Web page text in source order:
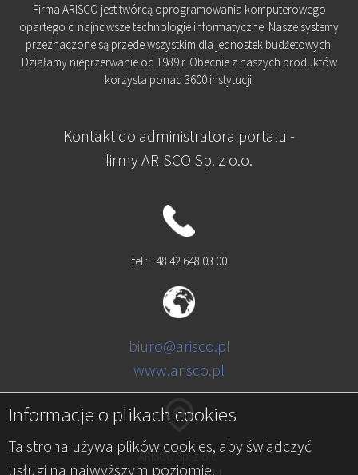
Informacje o plikach cookies
Ta strona używa plików cookies, aby świadczyć
usługi na najwyższym poziomie.
Firma ARISCO jest twórcą oprogramowania komputerowego
opartego o najnowsze technologie informatyczne. Nasze systemy
przeznaczone są przede wszystkim dla jednostek budżetowych.
Działamy nieprzerwanie od 1989 r. Obecnie z naszych produktów
korzysta ponad 3600 instytucji.
Kontakt do administratora portalu -
firmy ARISCO Sp. z o.o.
tel.: +48 42 648 03 00
biuro@arisco.pl
www.arisco.pl
ARISCO Sp. z o.o.